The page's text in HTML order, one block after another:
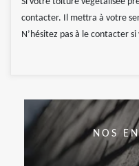
contacter. Il mettra à votre
N’hésitez pas à le contacter
NOS